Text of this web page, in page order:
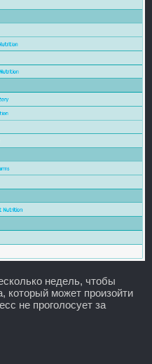
недель, чтобы
который может произойти
не проголосует за